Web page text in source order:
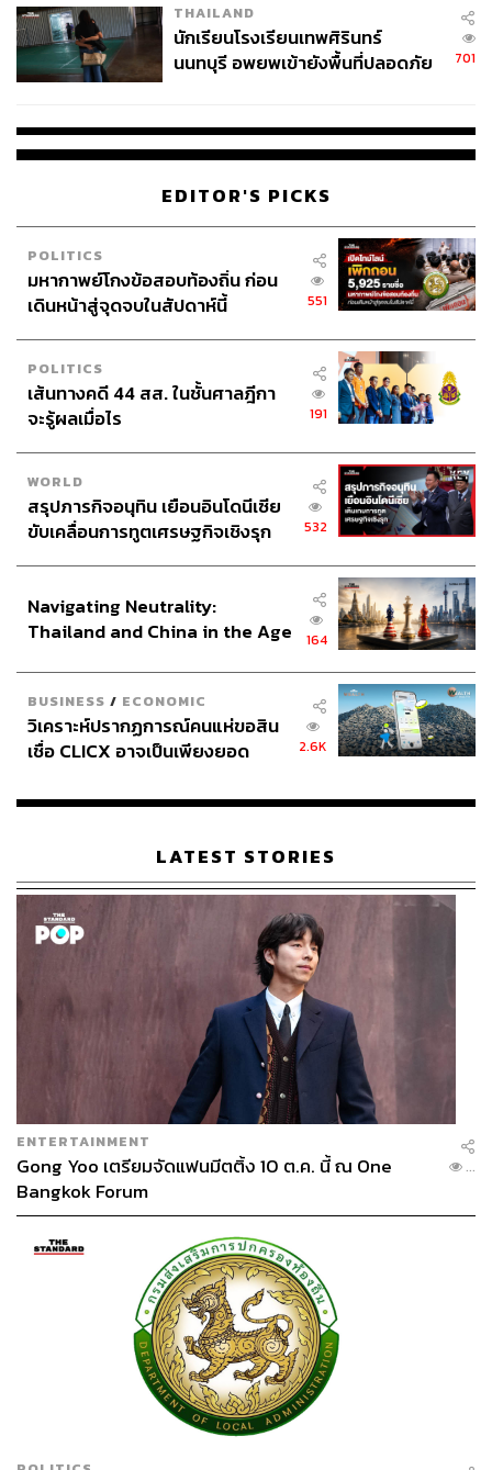
TAGS: บรรจุภัณฑ์
ร้านอาหาร
การปรับขึ้นราคา ค่าครองชีพ
ปุ๋ยเคมี
Middle East
โลจิสติกส์ เนื้อสัตว์
ขึ้นราคา
5.5K
ABOUT THE AUTHOR
THE STANDARD TEAM
กองบรรณาธิการ THE STANDARD
ABOUT THE PHOTOGRAPHER
ฐานิส สุดโต
บรรณาธิการภาพ ประจำสำนักข่าว THE
STANDARD
จ่ายหนี้-แอบระบุแบรนด์
THAILAND
นักเรียนโรงเรียนเทพศิรินทร์
นนทบุรี อพยพเข้ายังพื้นที่ปลอดภัย
701
EDITOR'S PICKS
POLITICS
มหากาพย์โกงข้อสอบท้องถิ่น ก่อน
เดินหน้าสู่จุดจบในสัปดาห์นี้
551
POLITICS
เส้นทางคดี 44 สส. ในชั้นศาลฎีกา
จะรู้ผลเมื่อไร
191
WORLD
สรุปภารกิจอนุทิน เยือนอินโดนีเซีย
ขับเคลื่อนการทูตเศรษฐกิจเชิงรุก
532
Navigating Neutrality:
Thailand and China in the Age
164
BUSINESS / ECONOMIC
วิเคราะห์ปรากฏการณ์คนแห่ขอสิน
เชื่อ CLICX อาจเป็นเพียงยอด
เรือนไทยที่ถูกซุกไว้
2.6K
LATEST STORIES
ENTERTAINMENT
Gong Yoo เตรียมจัดแฟนมีตติ้ง 10 ต.ค. นี้ ณ One
Bangkok Forum
...